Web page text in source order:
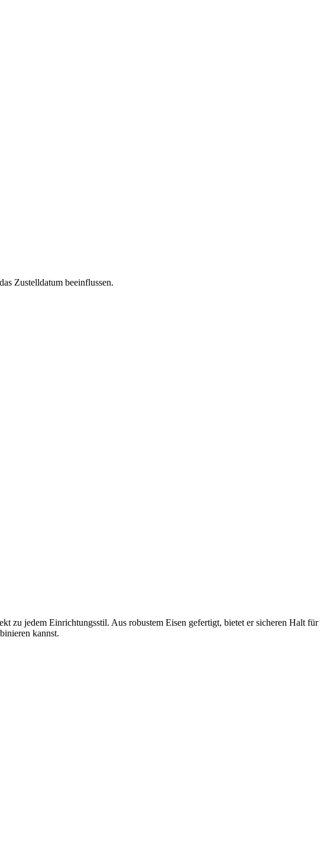
Zustelldatum beeinflussen.
zu jedem Einrichtungsstil. Aus robustem Eisen gefertigt, bietet er sicheren Halt für
kannst.